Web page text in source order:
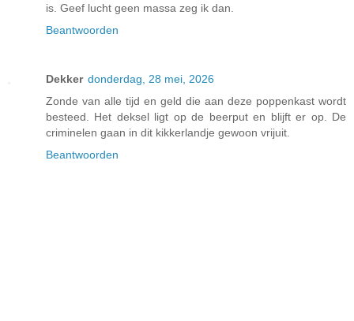
is. Geef lucht geen massa zeg ik dan.
Beantwoorden
Dekker donderdag, 28 mei, 2026
Zonde van alle tijd en geld die aan deze poppenkast wordt
besteed. Het deksel ligt op de beerput en blijft er op. De
criminelen gaan in dit kikkerlandje gewoon vrijuit.
Beantwoorden